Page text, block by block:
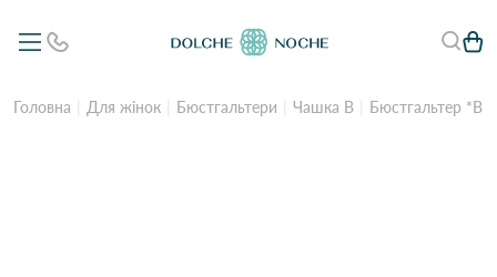
Головна Для жінок Бюстгальтери Чашка B Бюстгальтер